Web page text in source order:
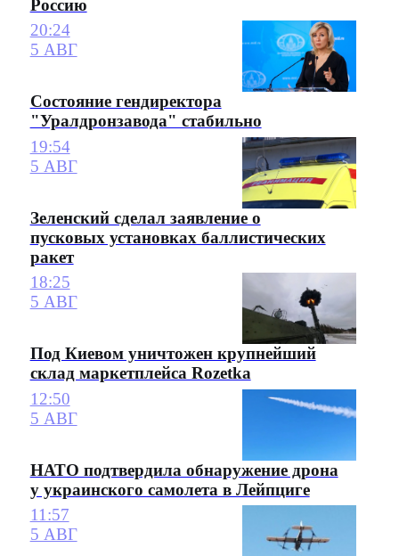
Россию
20:24
5 АВГ
Состояние гендиректора
"Уралдронзавода" стабильно
19:54
5 АВГ
Зеленский сделал заявление о
пусковых установках баллистических
ракет
18:25
5 АВГ
Под Киевом уничтожен крупнейший
склад маркетплейса Rozetka
12:50
5 АВГ
НАТО подтвердила обнаружение дрона
у украинского самолета в Лейпциге
11:57
5 АВГ